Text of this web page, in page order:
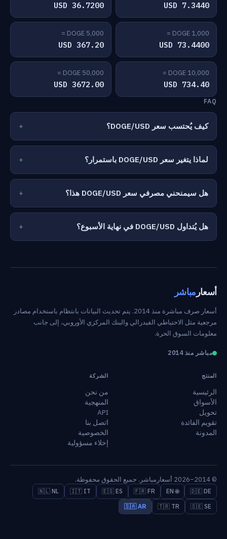
7.3440 USD
36.7200 USD
1,000 DOGE =
73.4400 USD
5,000 DOGE =
367.20 USD
10,000 DOGE =
734.40 USD
50,000 DOGE =
3672.00 USD
FAQ
كيف يُحتسب سعر DOGE/USD؟
لماذا يتغير سعر DOGE/USD باستمرار؟
هل سيمنحني مصرفي سعر DOGE/USD هذا؟
هل يُتداول DOGE/USD في نهاية الأسبوع؟
أسعار مباشر
أسعار صرف مباشرة منذ 2014. يتم تحديث البيانات بانتظام باستخدام مصادر
مرجعية مثل الاحتياطي الفيدرالي والبنك المركزي الأوروبي، إلى جانب
معلومات السوق الحرة.
مباشر منذ 2014
المنتج
الرئيسية
الأسواق
تحويل
تقويم الفائدة
المدونة
الشركة
من نحن
المنهجية
API
اتصل بنا
الخصوصية
إخلاء مسؤولية
© 2014–2026 أسعارمباشر. جميع الحقوق محفوظة.
🇩🇪 DE
🌐 EN
🇫🇷 FR
🇪🇸 ES
🇮🇹 IT
🇳🇱 NL
🇸🇪 SE
🇹🇷 TR
🇸🇦 AR